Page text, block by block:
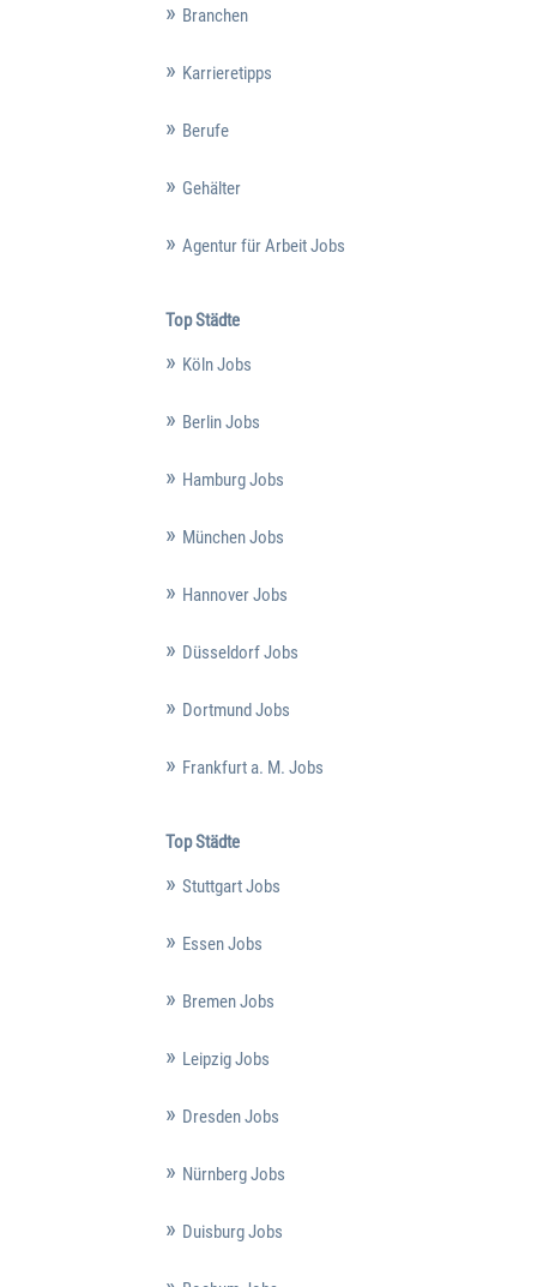
Branchen
Karrieretipps
Berufe
Gehälter
Agentur für Arbeit Jobs
Top Städte
Köln Jobs
Berlin Jobs
Hamburg Jobs
München Jobs
Hannover Jobs
Düsseldorf Jobs
Dortmund Jobs
Frankfurt a. M. Jobs
Top Städte
Stuttgart Jobs
Essen Jobs
Bremen Jobs
Leipzig Jobs
Dresden Jobs
Nürnberg Jobs
Duisburg Jobs